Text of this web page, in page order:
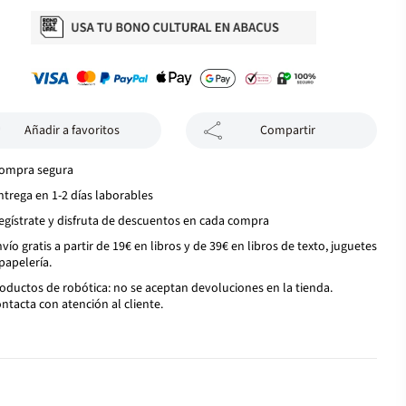
Añadir a favoritos Compartir
segura
en 1-2 días laborables
y disfruta de descuentos en cada compra
gratis a partir de 19€ en libros y de 39€ en libros de texto, juguetes
de robótica: no se aceptan devoluciones en la tienda.
con atención al cliente.